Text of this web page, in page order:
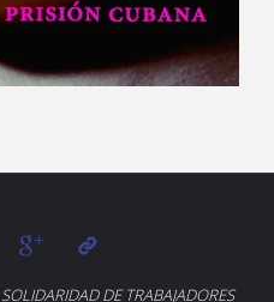
DE TRABAJADORES